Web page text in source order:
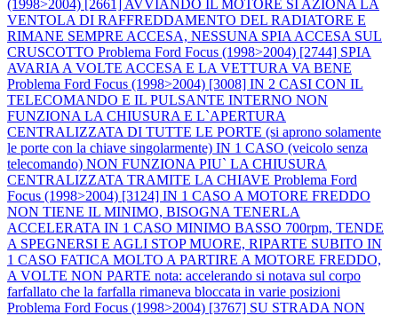
(1998>2004) [2661] AVVIANDO IL MOTORE SI AZIONA LA
VENTOLA DI RAFFREDDAMENTO DEL RADIATORE E
RIMANE SEMPRE ACCESA, NESSUNA SPIA ACCESA SUL
CRUSCOTTO Problema Ford Focus (1998>2004) [2744] SPIA
AVARIA A VOLTE ACCESA E LA VETTURA VA BENE
Problema Ford Focus (1998>2004) [3008] IN 2 CASI CON IL
TELECOMANDO E IL PULSANTE INTERNO NON
FUNZIONA LA CHIUSURA E L`APERTURA
CENTRALIZZATA DI TUTTE LE PORTE (si aprono solamente
le porte con la chiave singolarmente) IN 1 CASO (veicolo senza
telecomando) NON FUNZIONA PIU` LA CHIUSURA
CENTRALIZZATA TRAMITE LA CHIAVE Problema Ford
Focus (1998>2004) [3124] IN 1 CASO A MOTORE FREDDO
NON TIENE IL MINIMO, BISOGNA TENERLA
ACCELERATA IN 1 CASO MINIMO BASSO 700rpm, TENDE
A SPEGNERSI E AGLI STOP MUORE, RIPARTE SUBITO IN
1 CASO FATICA MOLTO A PARTIRE A MOTORE FREDDO,
A VOLTE NON PARTE nota: accelerando si notava sul corpo
farfallato che la farfalla rimaneva bloccata in varie posizioni
Problema Ford Focus (1998>2004) [3767] SU STRADA NON